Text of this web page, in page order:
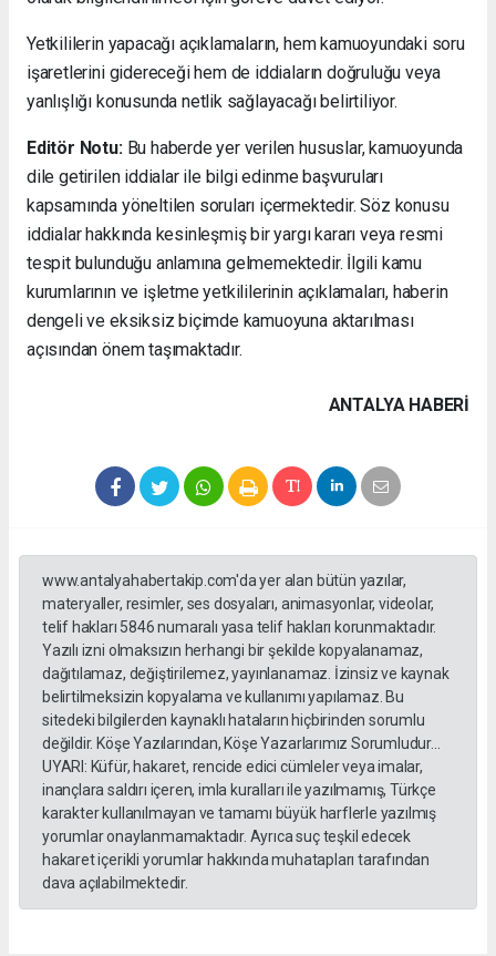
Yetkililerin yapacağı açıklamaların, hem kamuoyundaki soru
işaretlerini gidereceği hem de iddiaların doğruluğu veya
yanlışlığı konusunda netlik sağlayacağı belirtiliyor.
Editör Notu:Bu haberde yer verilen hususlar, kamuoyunda
dile getirilen iddialar ile bilgi edinme başvuruları
kapsamında yöneltilen soruları içermektedir. Söz konusu
iddialar hakkında kesinleşmiş bir yargı kararı veya resmi
tespit bulunduğu anlamına gelmemektedir. İlgili kamu
kurumlarının ve işletme yetkililerinin açıklamaları, haberin
dengeli ve eksiksiz biçimde kamuoyuna aktarılması
açısından önem taşımaktadır.
ANTALYA HABERİ
www.antalyahabertakip.com'da yer alan bütün yazılar,
materyaller, resimler, ses dosyaları, animasyonlar, videolar,
telif hakları 5846 numaralı yasa telif hakları korunmaktadır.
Yazılı izni olmaksızın herhangi bir şekilde kopyalanamaz,
dağıtılamaz, değiştirilemez, yayınlanamaz. İzinsiz ve kaynak
belirtilmeksizin kopyalama ve kullanımı yapılamaz. Bu
sitedeki bilgilerden kaynaklı hataların hiçbirinden sorumlu
değildir. Köşe Yazılarından, Köşe Yazarlarımız Sorumludur...
UYARI: Küfür, hakaret, rencide edici cümleler veya imalar,
inançlara saldırı içeren, imla kuralları ile yazılmamış, Türkçe
karakter kullanılmayan ve tamamı büyük harflerle yazılmış
yorumlar onaylanmamaktadır. Ayrıca suç teşkil edecek
hakaret içerikli yorumlar hakkında muhatapları tarafından
dava açılabilmektedir.